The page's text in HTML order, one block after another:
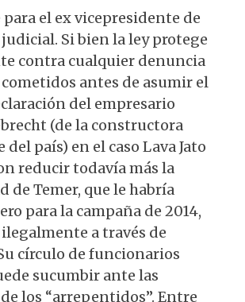
el ex vicepresidente de
Si bien la ley protege
contra cualquier denuncia
antes de asumir el
del empresario
(de la constructora
del país) en el caso Lava Jato
reducir todavía más la
de Temer, que le habría
para la campaña de 2014,
a través de
círculo de fun­cionarios
sucumbir ante las
los “arrepentidos”. Entre